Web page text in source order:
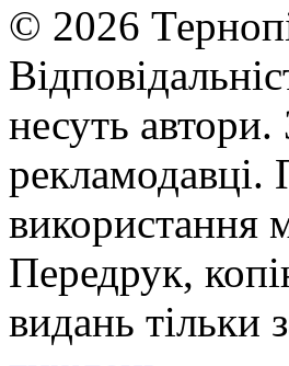
© 2026
несуть автори.
рекламодавці.
використання
Передрук,
видань тільки